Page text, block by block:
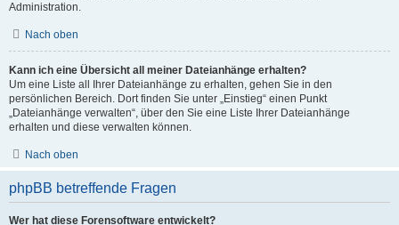
Administration.
Nach oben
Kann ich eine Übersicht all meiner Dateianhänge erhalten?
Um eine Liste all Ihrer Dateianhänge zu erhalten, gehen Sie in den
persönlichen Bereich. Dort finden Sie unter „Einstieg“ einen Punkt
„Dateianhänge verwalten“, über den Sie eine Liste Ihrer Dateianhänge
erhalten und diese verwalten können.
Nach oben
phpBB betreffende Fragen
Wer hat diese Forensoftware entwickelt?